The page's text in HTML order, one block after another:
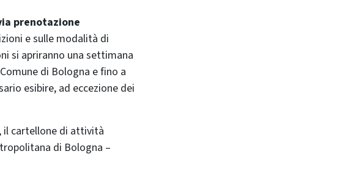
prenotazione
e sulle modalità di
si apriranno una settimana
di Bologna e fino a
esibire, ad eccezione dei
il cartellone di attività
di Bologna –